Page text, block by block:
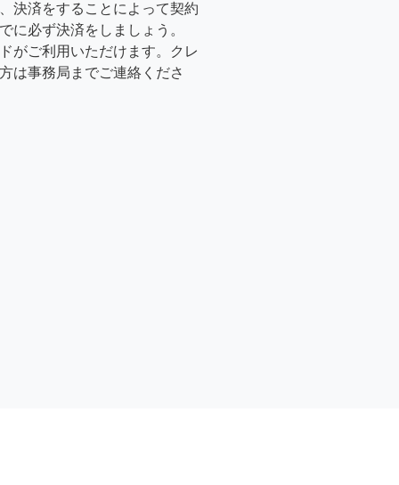
決済をすることによって契約
に必ず決済をしましょう。
がご利用いただけます。クレ
は事務局までご連絡くださ